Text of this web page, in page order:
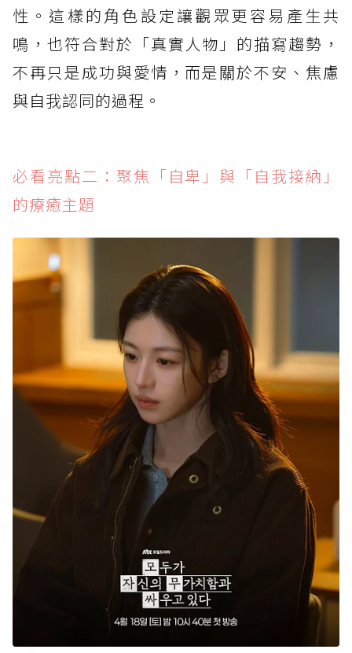
性。這樣的角色設定讓觀眾更容易產生共
鳴，也符合對於「真實人物」的描寫趨勢，
不再只是成功與愛情，而是關於不安、焦慮
與自我認同的過程。
必看亮點二：聚焦「自卑」與「自我接納」
的療癒主題